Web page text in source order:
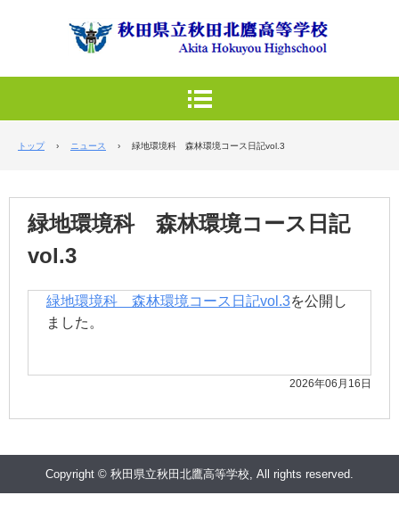
トップ › ニュース › 緑地環境科 森林環境コース日記vol.3
緑地環境科 森林環境コース日記
vol.3
緑地環境科 森林環境コース日記vol.3を公開し
ました。
2026年06月16日
Copyright © 秋田県立秋田北鷹高等学校, All rights reserved.